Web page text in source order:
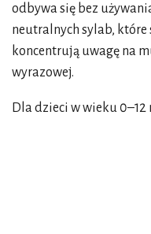
odbywa się bez
neutralnych sylab, które
koncentrują uwagę na
wyrazowej.
Dla dzieci w wieku